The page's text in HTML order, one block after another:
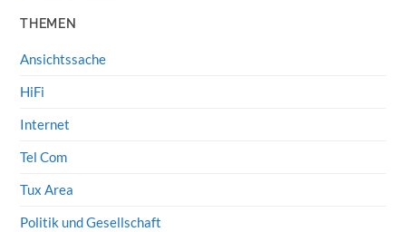
THEMEN
Ansichtssache
HiFi
Internet
Tel Com
Tux Area
Politik und Gesellschaft